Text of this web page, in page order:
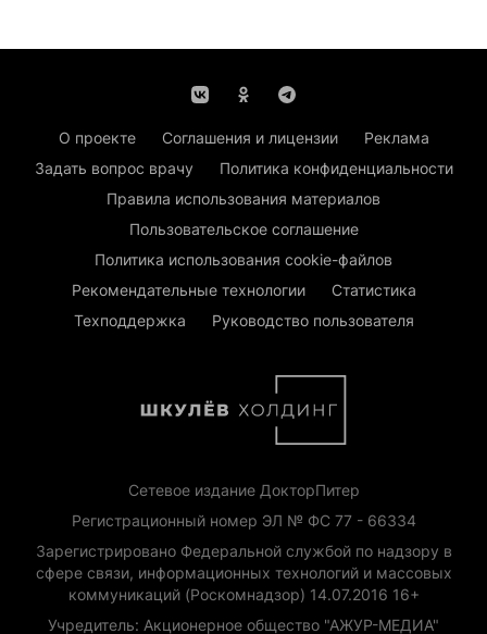
О проекте Соглашения и лицензии
Реклама
Задать вопрос врачу
Политика конфиденциальности
Правила использования материалов
Пользовательское соглашение
Политика использования cookie-файлов
Рекомендательные технологии
Статистика
Техподдержка
Руководство пользователя
Сетевое издание ДокторПитер
Регистрационный номер ЭЛ № ФС 77 - 66334
Зарегистрировано Федеральной службой по надзору в
сфере связи, информационных технологий и массовых
коммуникаций (Роскомнадзор) 14.07.2016 16+
Учредитель: Акционерное общество "АЖУР-МЕДИА"